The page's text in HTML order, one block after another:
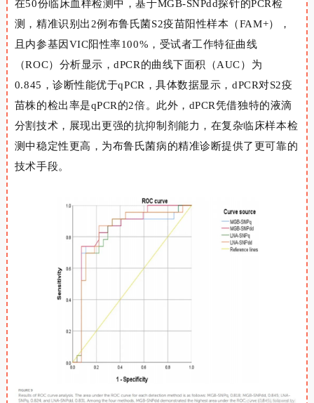
在50份临床血样检测中，基于MGB-SNPdd探针的PCR检
测，精准识别出2例布鲁氏菌S2疫苗阳性样本（FAM+），
且内参基因VIC阳性率100%，受试者工作特征曲线
（ROC）分析显示，dPCR的曲线下面积（AUC）为
0.845，诊断性能优于qPCR，具体数据显示，dPCR对S2疫
苗株的检出率是qPCR的2倍。此外，dPCR凭借独特的液滴
分割技术，展现出更强的抗抑制剂能力，在复杂临床样本检
测中稳定性更高，为布鲁氏菌病的精准诊断提供了更可靠的
技术手段。